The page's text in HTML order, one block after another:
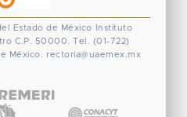
Estado de México
Instituto
C.P. 50000. Tel. (01-722)
México. rectoria@uaemex.mx